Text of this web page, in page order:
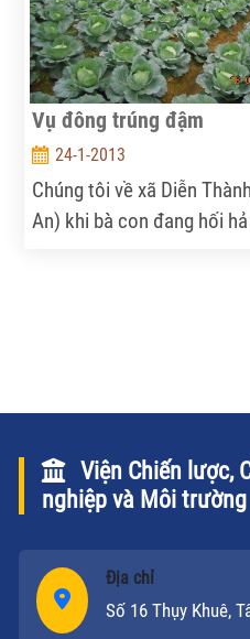
nơi đây.
Vụ đông trúng đậm
24-1-2013
Chúng tôi về xã Diễn
An) khi bà con đang hối
Viện Chiến lược,
nghiệp và Môi trường
Địa chỉ
Số 16 Thụy Khuê,